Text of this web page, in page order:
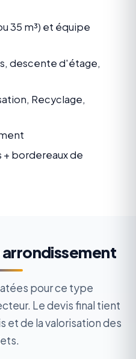
35 m³) et équipe
descente d'étage,
Recyclage,
bordereaux de
arrondissement
pour ce type
Le devis final tient
et de la valorisation des